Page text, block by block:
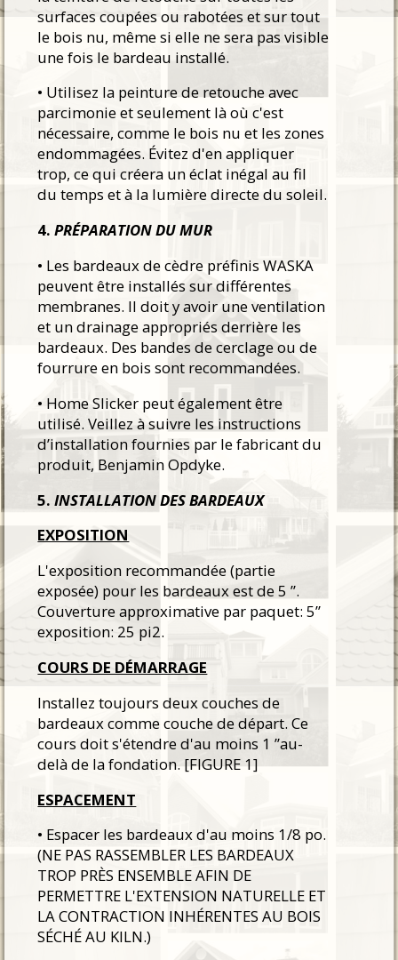
surfaces coupées ou rabotées et sur tout
le bois nu, même si elle ne sera pas visible
une fois le bardeau installé.
• Utilisez la peinture de retouche avec
parcimonie et seulement là où c'est
nécessaire, comme le bois nu et les zones
endommagées. Évitez d'en appliquer
trop, ce qui créera un éclat inégal au fil
du temps et à la lumière directe du soleil.
4.PRÉPARATION DU MUR
• Les bardeaux de cèdre préfinis WASKA
peuvent être installés sur différentes
membranes. Il doit y avoir une ventilation
et un drainage appropriés derrière les
bardeaux. Des bandes de cerclage ou de
fourrure en bois sont recommandées.
• Home Slicker peut également être
utilisé. Veillez à suivre les instructions
d’installation fournies par le fabricant du
produit, Benjamin Opdyke.
5.INSTALLATION DES BARDEAUX
EXPOSITION
L'exposition recommandée (partie
exposée) pour les bardeaux est de 5 ”.
Couverture approximative par paquet: 5”
exposition: 25 pi2.
COURS DE DÉMARRAGE
Installez toujours deux couches de
bardeaux comme couche de départ. Ce
cours doit s'étendre d'au moins 1 ”au-
delà de la fondation. [FIGURE 1]
ESPACEMENT
• Espacer les bardeaux d'au moins 1/8 po.
(NE PAS RASSEMBLER LES BARDEAUX
TROP PRÈS ENSEMBLE AFIN DE
PERMETTRE L'EXTENSION NATURELLE ET
LA CONTRACTION INHÉRENTES AU BOIS
SÉCHÉ AU KILN.)